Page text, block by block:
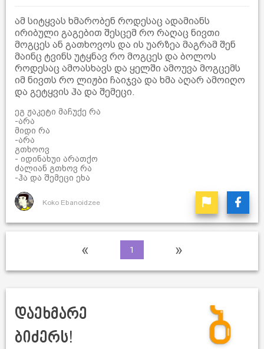
ამ სიტყვას ხმარობენ როდესაც ადამიანს
ირიბული გაგებით შესცემ რო რაღაც ნივთი
მოგცეს ან გათხოვოს და ის უარზეა მაგრამ შენ
მაინც ტვინს უტყნავ რო მოგცეს და ბოლოს
როდესაც ამოასხავს და ყელში ამოუვა მოგცემს
იმ ნივთს რო ლიჟბი ჩაიჯვა და ხმა აღარ ამოიღო
და გეტყვის ჰა და შემეცი.
ეგ ჟაკეტი მაჩუქე რა
-არა
მიდი რა
-არა
გთხოოვ
- იდინახუი არათქო
ძალიან გთხოვ რა
-ჰა და შემეცი ეხა
Koko Ebanoidzee
« 1 »
დაეხმარე
ბიძერს!